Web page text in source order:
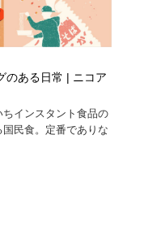
のある日常 | ニコア
ちインスタント食品の
民食。定番でありな